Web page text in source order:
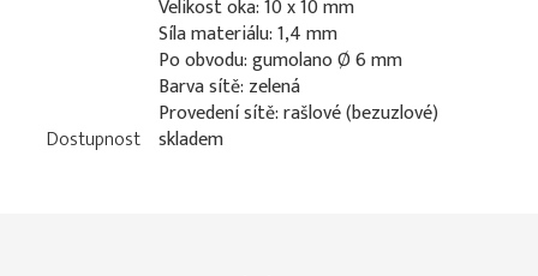
Velikost oka: 10 x 10 mm
Síla materiálu: 1,4 mm
Po obvodu: gumolano Ø 6 mm
Barva sítě: zelená
Provedení sítě: rašlové (bezuzlové)
Dostupnost skladem